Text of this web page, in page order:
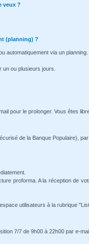
veux ?
(planning) ?
automatiquement via un planning.
ou plusieurs jours.
pour le prolonger. Vous êtes
de la Banque Populaire),
proforma. A la réception de
utilisateurs à la rubrique
7/7 de 9h00 à 22h00 par e-